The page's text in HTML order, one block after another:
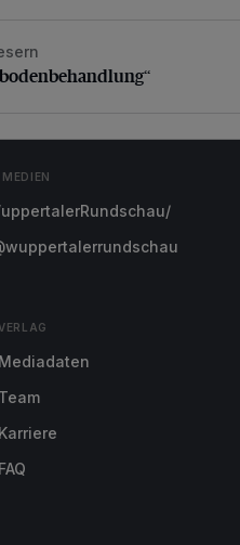
Mediadaten
Team
Karriere
FAQ